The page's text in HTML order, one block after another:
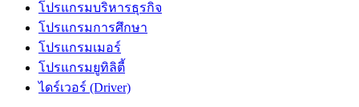
โปรแกรมบริหารธุรกิจ
โปรแกรมการศึกษา
โปรแกรมเมอร์
โปรแกรมยูทิลิตี้
ไดร์เวอร์ (Driver)